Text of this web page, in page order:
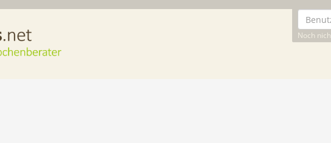
Noch